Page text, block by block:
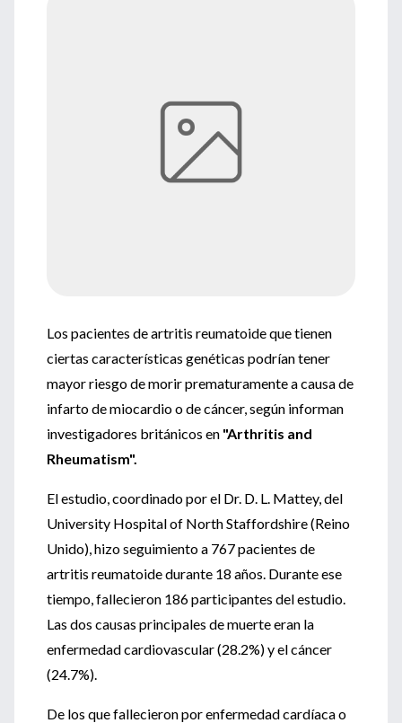
Los pacientes de artritis reumatoide que tienen
ciertas características genéticas podrían tener
mayor riesgo de morir prematuramente a causa de
infarto de miocardio o de cáncer, según informan
investigadores británicos en "Arthritis and
Rheumatism".
El estudio, coordinado por el Dr. D. L. Mattey, del
University Hospital of North Staffordshire (Reino
Unido), hizo seguimiento a 767 pacientes de
artritis reumatoide durante 18 años. Durante ese
tiempo, fallecieron 186 participantes del estudio.
Las dos causas principales de muerte eran la
enfermedad cardiovascular (28.2%) y el cáncer
(24.7%).
De los que fallecieron por enfermedad cardíaca o